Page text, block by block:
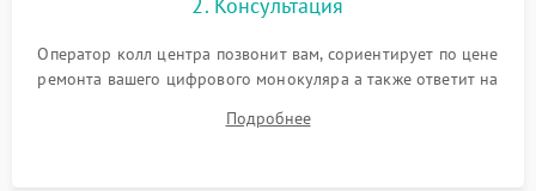
Оператор колл центра позвонит вам, сориентирует по цене
ремонта вашего цифрового монокуляра а также ответит на
Подробнее